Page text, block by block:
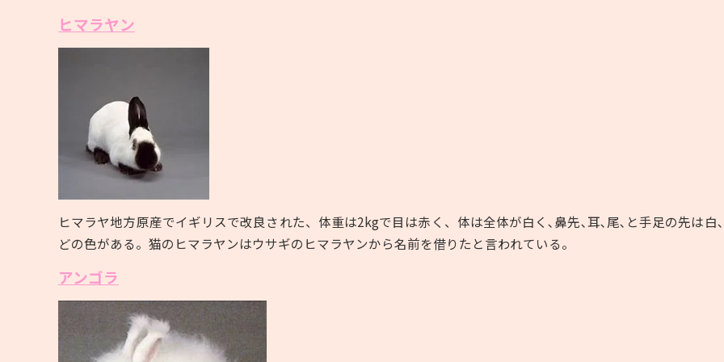
ヒマラヤン
ヒマラヤ地方原産でイギリスで改良された、体重は2kgで目は赤く、体は全体が白く､鼻先､耳､尾､と手足の先は白
どの色がある。猫のヒマラヤンはウサギのヒマラヤンから名前を借りたと言われている。
アンゴラ